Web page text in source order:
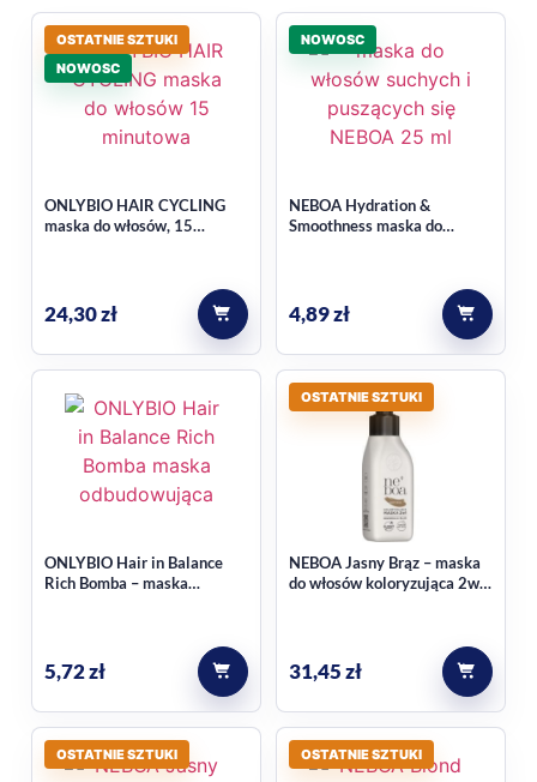
OSTATNIE SZTUKI
NOWOSC
ONLYBIO HAIR CYCLING
maska do włosów, 15
24,30zł
NOWOSC
NEBOA Hydration &
Smoothness maska do
4,89zł
ONLYBIO Hair in Balance
Rich Bomba – maska
5,72zł
OSTATNIE SZTUKI
NEBOA Jasny Brąz – maska
do włosów koloryzująca 2w1
31,45zł
OSTATNIE SZTUKI OSTATNIE SZTUKI